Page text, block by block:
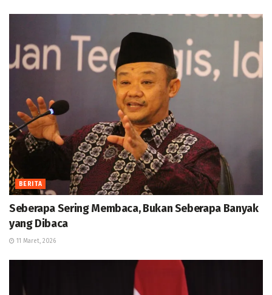
BERITA
Seberapa Sering Membaca, Bukan Seberapa Banyak
yang Dibaca
11 Maret, 2026